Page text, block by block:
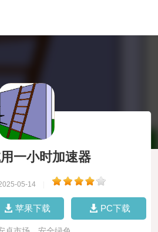
一小时加速器
05-14
苹果下载 PC下载